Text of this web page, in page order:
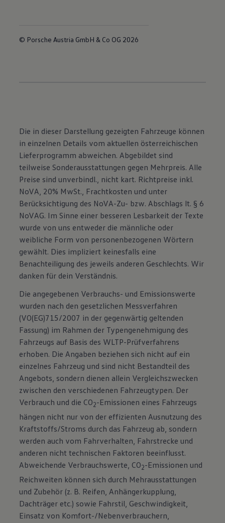
© Porsche Austria GmbH & Co OG 2026
Die in dieser Darstellung gezeigten Fahrzeuge können
in einzelnen Details vom aktuellen österreichischen
Lieferprogramm abweichen. Abgebildet sind
teilweise Sonderausstattungen gegen Mehrpreis. Alle
Preise sind unverbindl., nicht kart. Richtpreise inkl.
NoVA, 20% MwSt., Frachtkosten und unter
Berücksichtigung des NoVA-Zu- bzw. Abschlags lt. § 6
NoVAG. Im Sinne einer besseren Lesbarkeit der Texte
wurde von uns entweder die männliche oder
weibliche Form von personenbezogenen Wörtern
gewählt. Dies impliziert keinesfalls eine
Benachteiligung des jeweils anderen Geschlechts. Wir
danken für dein Verständnis.
Die angegebenen Verbrauchs- und Emissionswerte
wurden nach den gesetzlichen Messverfahren
(VO(EG)715/2007 in der gegenwärtig geltenden
Fassung) im Rahmen der Typengenehmigung des
Fahrzeugs auf Basis des WLTP-Prüfverfahrens
erhoben. Die Angaben beziehen sich nicht auf ein
einzelnes Fahrzeug und sind nicht Bestandteil des
Angebots, sondern dienen allein Vergleichszwecken
zwischen den verschiedenen Fahrzeugtypen. Der
Verbrauch und die CO2-Emissionen eines Fahrzeugs
hängen nicht nur von der effizienten Ausnutzung des
Kraftstoffs/Stroms durch das Fahrzeug ab, sondern
werden auch vom Fahrverhalten, Fahrstrecke und
anderen nicht technischen Faktoren beeinflusst.
Abweichende Verbrauchswerte, CO2-Emissionen und
Reichweiten können sich durch Mehrausstattungen
und Zubehör (z. B. Reifen, Anhängerkupplung,
Dachträger etc.) sowie Fahrstil, Geschwindigkeit,
Einsatz von Komfort-/Nebenverbrauchern,